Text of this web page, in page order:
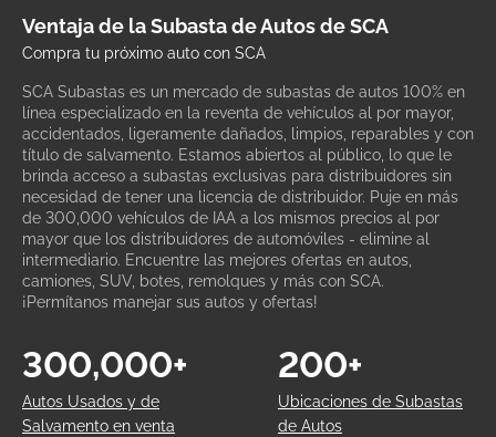
Ventaja de la Subasta de Autos de SCA
Compra tu próximo auto con SCA
SCA Subastas es un mercado de subastas de autos 100% en
línea especializado en la reventa de vehículos al por mayor,
accidentados, ligeramente dañados, limpios, reparables y con
título de salvamento. Estamos abiertos al público, lo que le
brinda acceso a subastas exclusivas para distribuidores sin
necesidad de tener una licencia de distribuidor. Puje en más
de 300,000 vehículos de IAA a los mismos precios al por
mayor que los distribuidores de automóviles - elimine al
intermediario. Encuentre las mejores ofertas en autos,
camiones, SUV, botes, remolques y más con SCA.
¡Permítanos manejar sus autos y ofertas!
Autos Usados y de
Salvamento en venta
300,000+
Ubicaciones de Subastas
de Autos
200+